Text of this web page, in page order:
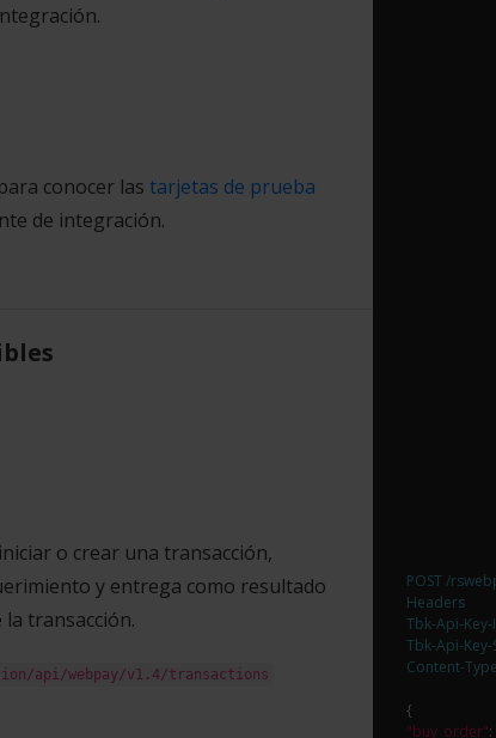
conocer las tarjetas de prueba
de integración.
POST /
Headers
Tbk-Api-Key-
Tbk-Api-Key-
Content-Type
"buy_order":
o crear una transacción,
y entrega como resultado
transacción.
api/webpay/v1.4/transactions